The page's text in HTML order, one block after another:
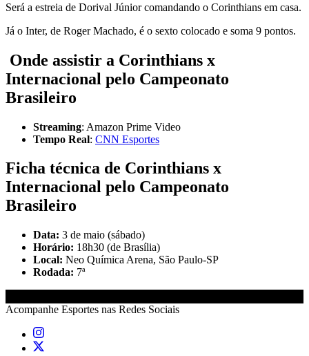
Será a estreia de Dorival Júnior comandando o Corinthians em casa.
Já o Inter, de Roger Machado, é o sexto colocado e soma 9 pontos.
Onde assistir a Corinthians x
Internacional pelo Campeonato
Brasileiro
Streaming: Amazon Prime Video
Tempo Real: CNN Esportes
Ficha técnica de Corinthians x
Internacional pelo Campeonato
Brasileiro
Data: 3 de maio (sábado)
Horário: 18h30 (de Brasília)
Local: Neo Química Arena, São Paulo-SP
Rodada: 7ª
Acompanhe Esportes nas Redes Sociais